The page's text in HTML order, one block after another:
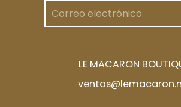
LE MACARON